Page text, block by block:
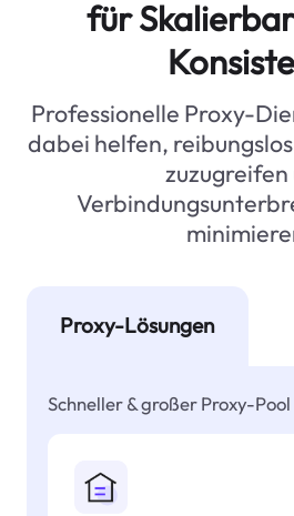
für
Professionelle Proxy-
dabei helfen,
zuzugreifen
Proxy-Lösungen
Schneller & großer Proxy-Pool